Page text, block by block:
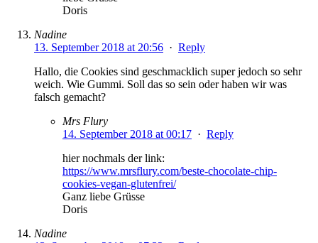
Doris
Nadine
13. September 2018 at 20:56 · Reply
Hallo, die Cookies sind geschmacklich super jedoch so sehr
weich. Wie Gummi. Soll das so sein oder haben wir was
falsch gemacht?
Mrs Flury
14. September 2018 at 00:17 · Reply
hier nochmals der link:
https://www.mrsflury.com/beste-chocolate-chip-
cookies-vegan-glutenfrei/
Ganz liebe Grüsse
Doris
Nadine